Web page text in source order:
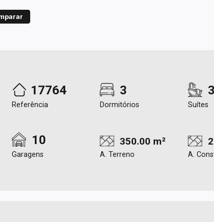
17764
Referência
3
Dormitórios
3
Suítes
10
Garagens
350.00 m²
A. Terreno A.